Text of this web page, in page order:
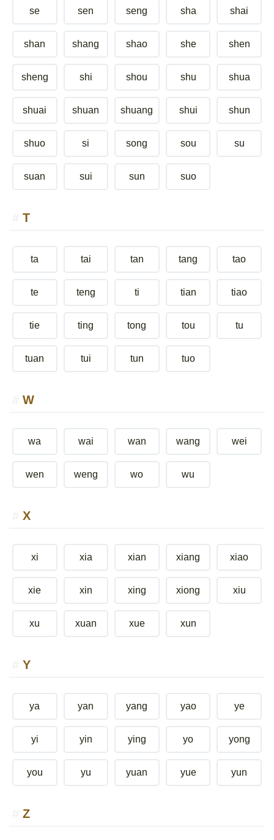
se sen seng sha shai
shan shang shao she shen
sheng shi shou shu shua
shuai shuan shuang shui shun
shuo si song sou su
suan sui sun suo
T
ta tai tan tang tao
te teng ti tian tiao
tie ting tong tou tu
tuan tui tun tuo
W
wa wai wan wang wei
wen weng wo wu
X
xi xia xian xiang xiao
xie xin xing xiong xiu
xu xuan xue xun
Y
ya yan yang yao ye
yi yin ying yo yong
you yu yuan yue yun
Z